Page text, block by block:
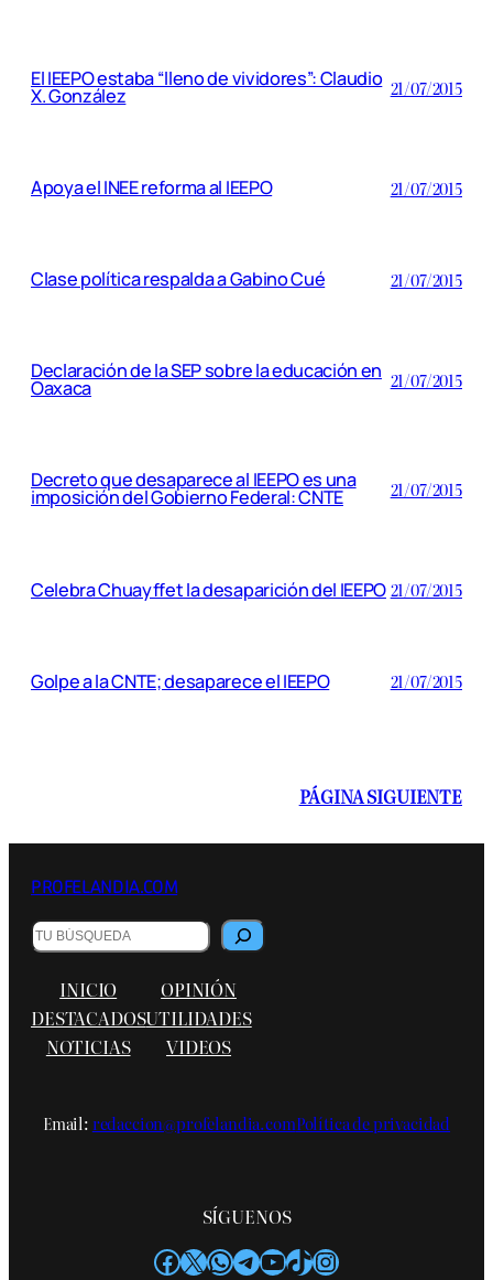
El IEEPO estaba “lleno de vividores”: Claudio
X. González 21/07/2015
Apoya el INEE reforma al IEEPO 21/07/2015
Clase política respalda a Gabino Cué 21/07/2015
Declaración de la SEP sobre la educación en
Oaxaca 21/07/2015
Decreto que desaparece al IEEPO es una
imposición del Gobierno Federal: CNTE 21/07/2015
Celebra Chuayffet la desaparición del IEEPO21/07/2015
Golpe a la CNTE; desaparece el IEEPO 21/07/2015
PÁGINA SIGUIENTE
PROFELANDIA.COM
Buscar
INICIO
DESTACADOS
NOTICIAS
OPINIÓN
UTILIDADES
VIDEOS
Email:redaccion@profelandia.comPolítica de privacidad
SÍGUENOS
Facebook
X WhatsApp
Telegram
YouTube
TikTok
Instagram